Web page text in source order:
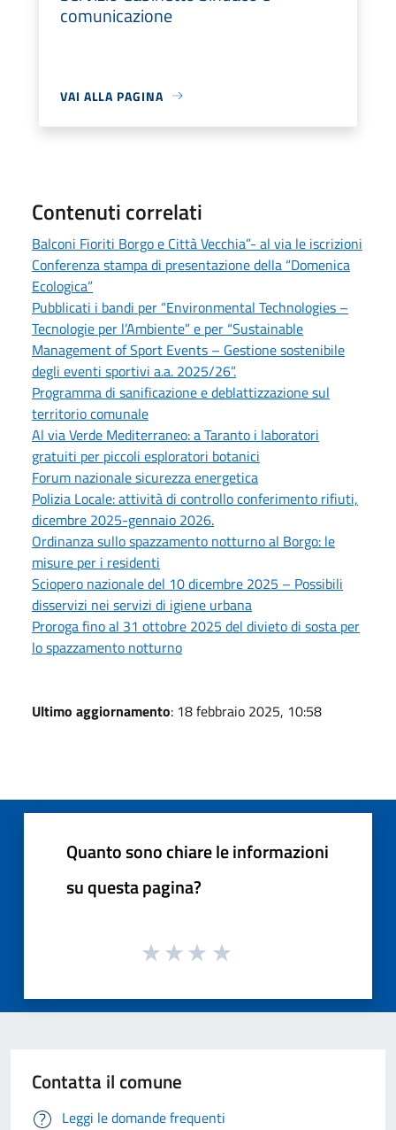
comunicazione
VAI ALLA PAGINA
Contenuti correlati
Balconi Fioriti Borgo e Città Vecchia”- al via le iscrizioni
Conferenza stampa di presentazione della “Domenica
Ecologica”
Pubblicati i bandi per “Environmental Technologies –
Tecnologie per l’Ambiente” e per “Sustainable
Management of Sport Events – Gestione sostenibile
degli eventi sportivi a.a. 2025/26”.
Programma di sanificazione e deblattizzazione sul
territorio comunale
Al via Verde Mediterraneo: a Taranto i laboratori
gratuiti per piccoli esploratori botanici
Forum nazionale sicurezza energetica
Polizia Locale: attività di controllo conferimento rifiuti,
dicembre 2025-gennaio 2026.
Ordinanza sullo spazzamento notturno al Borgo: le
misure per i residenti
Sciopero nazionale del 10 dicembre 2025 – Possibili
disservizi nei servizi di igiene urbana
Proroga fino al 31 ottobre 2025 del divieto di sosta per
lo spazzamento notturno
Ultimo aggiornamento: 18 febbraio 2025, 10:58
Quanto sono chiare le informazioni
su questa pagina?
Contatta il comune
Leggi le domande frequenti